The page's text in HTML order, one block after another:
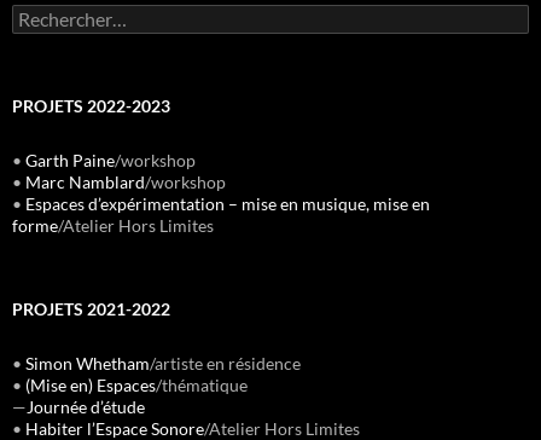
Rechercher :
PROJETS 2022-2023
• Garth Paine/workshop
• Marc Namblard/workshop
• Espaces d’expérimentation – mise en musique, mise en
forme/Atelier Hors Limites
PROJETS 2021-2022
• Simon Whetham/artiste en résidence
• (Mise en) Espaces/thématique
—Journée d’étude
• Habiter l’Espace Sonore/Atelier Hors Limites